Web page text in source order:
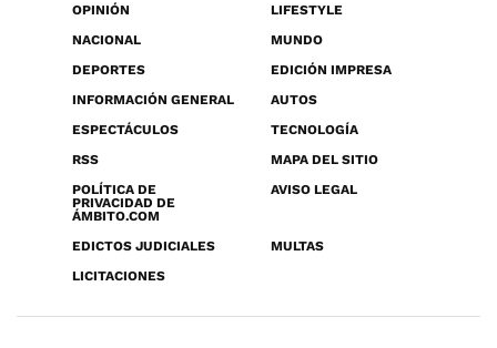
OPINIÓN
LIFESTYLE
NACIONAL
MUNDO
DEPORTES
EDICIÓN IMPRESA
INFORMACIÓN GENERAL
AUTOS
ESPECTÁCULOS
TECNOLOGÍA
RSS
MAPA DEL SITIO
POLÍTICA DE
PRIVACIDAD DE
ÁMBITO.COM
AVISO LEGAL
EDICTOS JUDICIALES
MULTAS
LICITACIONES